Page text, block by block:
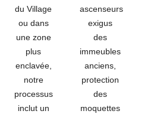
du Village
ou dans
une zone
plus
enclavée,
notre
processus
inclut un
ascenseurs
exigus
des
immeubles
anciens,
protection
des
moquettes